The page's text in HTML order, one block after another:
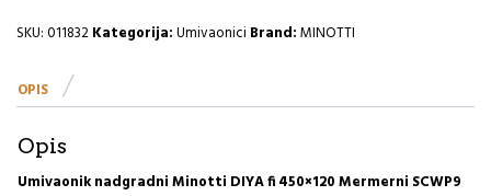
fi
I
SKU:011832Kategorija:Umivaonici Brand:MINOTTI
OPIS
Opis
Umivaonik nadgradni Minotti DIYA fi 450×120 Mermerni SCWP9